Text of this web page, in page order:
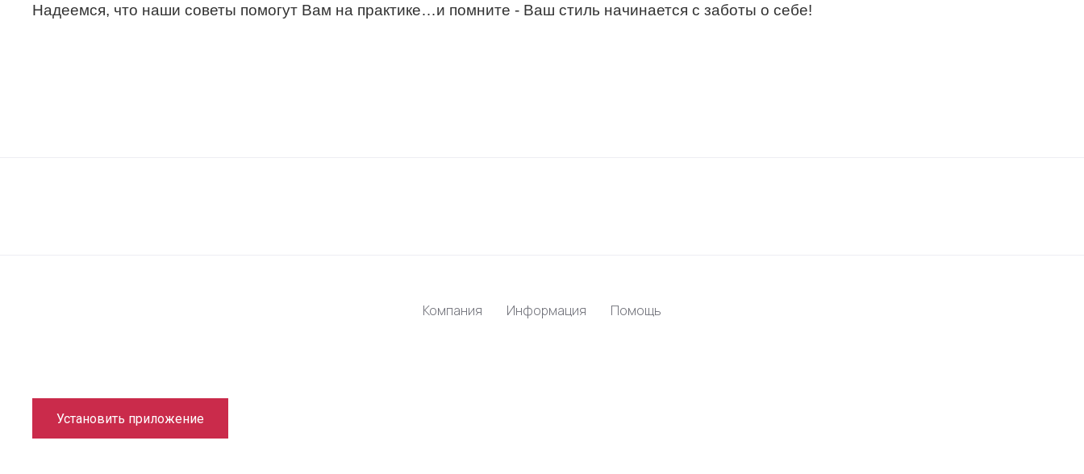
Надеемся, что наши советы помогут Вам на практике…и помните - Ваш стиль начинается с заботы о себе!
Компания Информация Помощь
Установить приложение